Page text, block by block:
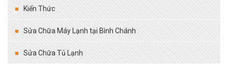
Kiến Thức
Sửa Chữa Máy Lạnh tại Bình Chánh
Sửa Chữa Tủ Lạnh